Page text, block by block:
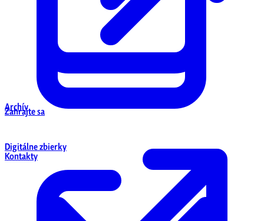
Zahrajte sa
Digitálne zbierky
Kontakty
Archív